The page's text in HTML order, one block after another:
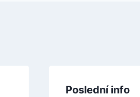
Poslední info